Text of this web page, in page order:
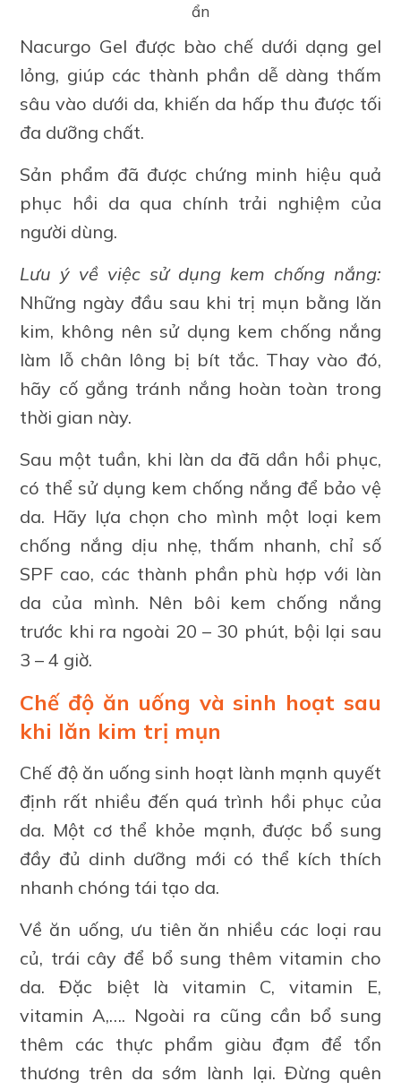
ẩn
Nacurgo Gel được bào chế dưới dạng gel
lỏng, giúp các thành phần dễ dàng thấm
sâu vào dưới da, khiến da hấp thu được tối
đa dưỡng chất.
Sản phẩm đã được chứng minh hiệu quả
phục hồi da qua chính trải nghiệm của
người dùng.
Lưu ý về việc sử dụng kem chống nắng:
Những ngày đầu sau khi trị mụn bằng lăn
kim, không nên sử dụng kem chống nắng
làm lỗ chân lông bị bít tắc. Thay vào đó,
hãy cố gắng tránh nắng hoàn toàn trong
thời gian này.
Sau một tuần, khi làn da đã dần hồi phục,
có thể sử dụng kem chống nắng để bảo vệ
da. Hãy lựa chọn cho mình một loại kem
chống nắng dịu nhẹ, thấm nhanh, chỉ số
SPF cao, các thành phần phù hợp với làn
da của mình. Nên bôi kem chống nắng
trước khi ra ngoài 20 – 30 phút, bội lại sau
3 – 4 giờ.
Chế độ ăn uống và sinh hoạt sau
khi lăn kim trị mụn
Chế độ ăn uống sinh hoạt lành mạnh quyết
định rất nhiều đến quá trình hồi phục của
da. Một cơ thể khỏe mạnh, được bổ sung
đầy đủ dinh dưỡng mới có thể kích thích
nhanh chóng tái tạo da.
Về ăn uống, ưu tiên ăn nhiều các loại rau
củ, trái cây để bổ sung thêm vitamin cho
da. Đặc biệt là vitamin C, vitamin E,
vitamin A,…. Ngoài ra cũng cần bổ sung
thêm các thực phẩm giàu đạm để tổn
thương trên da sớm lành lại. Đừng quên